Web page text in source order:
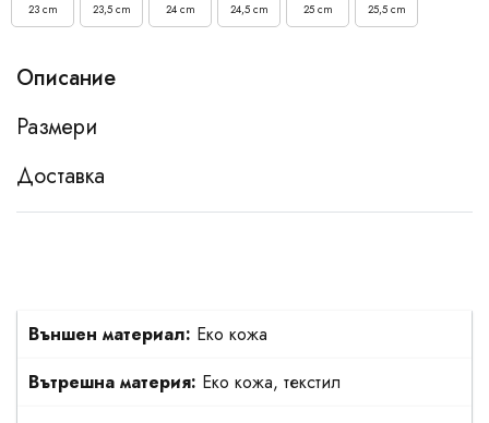
23 cm
23,5 cm
24 cm
24,5 cm
25 cm
25,5 cm
Описание
Размери
Доставка
Външен материал: Еко кожа
Вътрешна материя: Еко кожа, текстил